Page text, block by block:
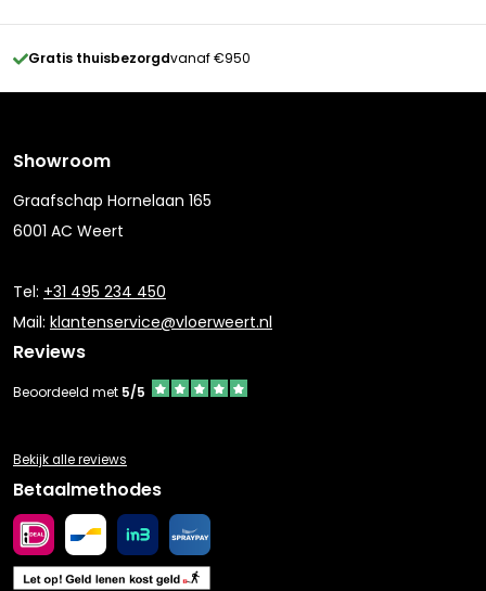
Gratis thuisbezorgdvanaf €950
Showroom
Graafschap Hornelaan 165
6001 AC Weert
Tel: +31 495 234 450
Mail: klantenservice@vloerweert.nl
Reviews
Beoordeeld met 5/5
Bekijk alle reviews
Betaalmethodes